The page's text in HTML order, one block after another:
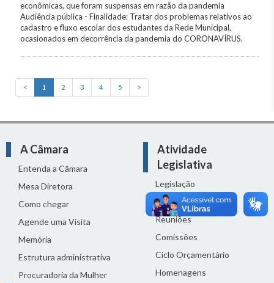
econômicas, que foram suspensas em razão da pandemia
Audiência pública - Finalidade: Tratar dos problemas relativos ao
cadastro e fluxo escolar dos estudantes da Rede Municipal,
ocasionados em decorrência da pandemia do CORONAVÍRUS.
< 1 2 3 4 5 >
A Câmara
Entenda a Câmara
Mesa Diretora
Como chegar
Agende uma Visita
Memória
Estrutura administrativa
Procuradoria da Mulher
Atividade
Legislativa
Legislação
Proposições
Reuniões
Comissões
Ciclo Orçamentário
Homenagens